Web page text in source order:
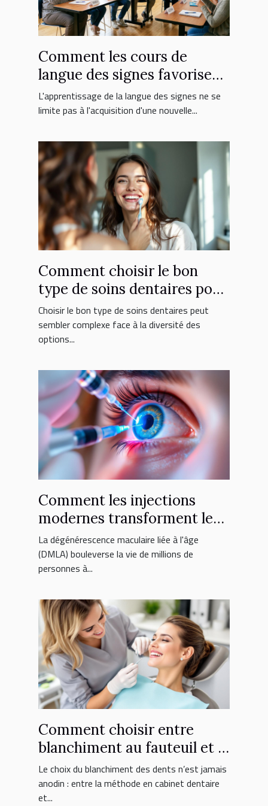
Comment les cours de
langue des signes favorisent
l'inclusion sociale ?
L'apprentissage de la langue des signes ne se
limite pas à l'acquisition d'une nouvelle...
Comment choisir le bon
type de soins dentaires pour
vous ?
Choisir le bon type de soins dentaires peut
sembler complexe face à la diversité des
options...
Comment les injections
modernes transforment le
traitement de la DMLA ?
La dégénérescence maculaire liée à l'âge
(DMLA) bouleverse la vie de millions de
personnes à...
Comment choisir entre
blanchiment au fauteuil et à
domicile ?
Le choix du blanchiment des dents n’est jamais
anodin : entre la méthode en cabinet dentaire
et...